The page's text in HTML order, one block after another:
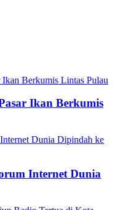
Ikan Berkumis
Internet Dunia